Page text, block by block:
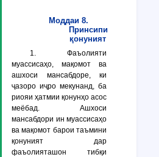
Моддаи 8.
Принсипи
қонуният
1. Фаъолияти
муассисаҳо, мақомот ва
ашхоси мансабдоре, ки
ҷазоро иҷро мекунанд, ба
риояи ҳатмии қонунҳо асос
меёбад. Ашхоси
мансабдори ин муассисаҳо
ва мақомот барои таъмини
қонуният дар
фаъолияташон тибқи